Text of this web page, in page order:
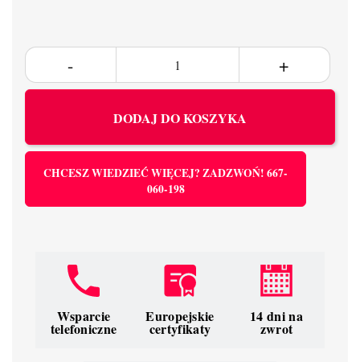
DODAJ DO KOSZYKA
CHCESZ WIEDZIEĆ WIĘCEJ? ZADZWOŃ! 667-
060-198
Wsparcie
telefoniczne
Europejskie
certyfikaty
14 dni na
zwrot